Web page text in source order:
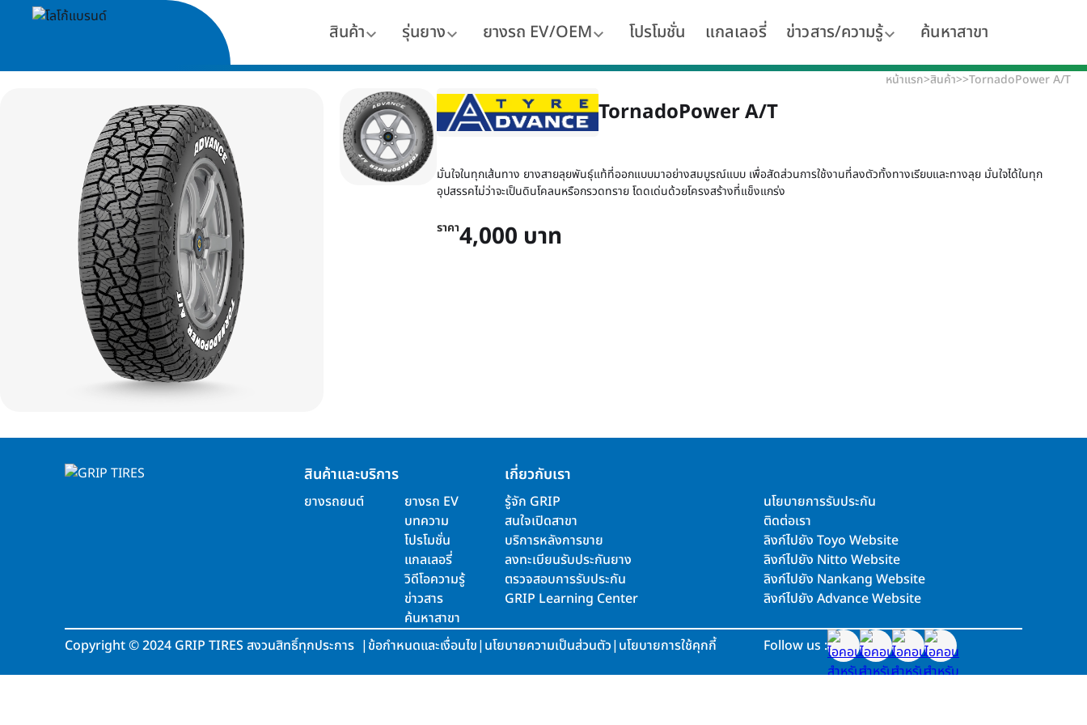
สินค้า รุ่นยาง ยางรถ EV/OEM โปรโมชั่น แกลเลอรี่ ข่าวสาร/ความรู้ ค้นหาสาขา
หน้าแรก>สินค้า>>TornadoPower A/T
TornadoPower A/T
มั่นใจในทุกเส้นทาง ยางสายลุยพันธุ์แท้ที่ออกแบบมาอย่างสมบูรณ์แบบ เพื่อสัดส่วนการใช้งานที่ลงตัวทั้งทางเรียบและทางลุย มั่นใจได้ในทุก
อุปสรรคไม่ว่าจะเป็นดินโคลนหรือกรวดทราย โดดเด่นด้วยโครงสร้างที่แข็งแกร่ง
ราคา4,000 บาท
สินค้าและบริการ
ยางรถยนต์
ยางรถ EV
บทความ
โปรโมชั่น
แกลเลอรี่
วิดีโอความรู้
ข่าวสาร
ค้นหาสาขา
เกี่ยวกับเรา
รู้จัก GRIP
สนใจเปิดสาขา
บริการหลังการขาย
ลงทะเบียนรับประกันยาง
ตรวจสอบการรับประกัน
GRIP Learning Center
นโยบายการรับประกัน
ติดต่อเรา
ลิงก์ไปยัง Toyo Website
ลิงก์ไปยัง Nitto Website
ลิงก์ไปยัง Nankang Website
ลิงก์ไปยัง Advance Website
Copyright©2024 GRIP TIRES สงวนสิทธิ์ทุกประการ | ข้อกำหนดและเงื่อนไข| นโยบายความเป็นส่วนตัว| นโยบายการใช้คุกกี้ Follow us :